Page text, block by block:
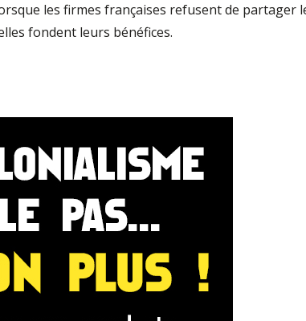
les firmes françaises refusent de partager
fondent leurs bénéfices.